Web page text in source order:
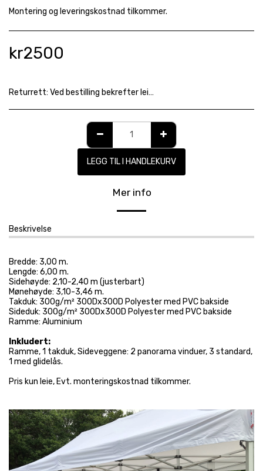
Montering og leveringskostnad tilkommer.
kr2500
Returrett: Ved bestilling bekrefter leietaker å ha lest og akseptert våre gjeldende leievilkår. Avtalen er bindende og vi henviser til våre avbestillingsfrister: https://www.utleiekongen.com/leievilk%C3%A5r
LEGG TIL I HANDLEKURV
Mer info
Beskrivelse
Bredde: 3,00 m.
Lengde: 6,00 m.
Sidehøyde: 2,10-2,40 m (justerbart)
Mønehøyde: 3,10-3,46 m.
Takduk: 300g/m² 300Dx300D Polyester med PVC bakside
Sideduk: 300g/m² 300Dx300D Polyester med PVC bakside
Ramme: Aluminium
Inkludert:
Ramme, 1 takduk, Sideveggene: 2 panorama vinduer, 3 standard,
1 med glidelås.
Pris kun leie, Evt. monteringskostnad tilkommer.